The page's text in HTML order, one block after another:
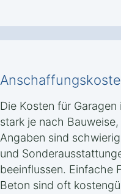
Die Kosten für
stark je nach
Angaben sind
und
beeinflussen. Einfache
Beton sind oft